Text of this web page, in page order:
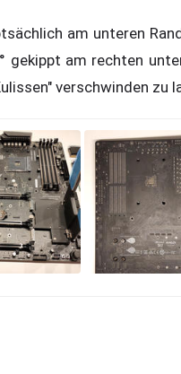
am unteren
gekippt am rechten
verschwinden zu